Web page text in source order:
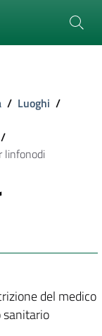
/ Luoghi /
/
linfonodi
del medico
sanitario